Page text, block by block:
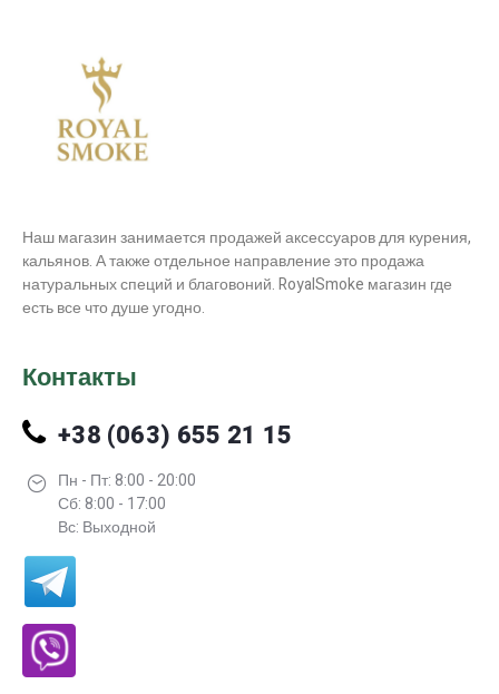
Наш магазин занимается продажей аксессуаров для курения,
кальянов. А также отдельное направление это продажа
натуральных специй и благовоний. RoyalSmoke магазин где
есть все что душе угодно.
Контакты
+38 (063) 655 21 15
Пн - Пт: 8:00 - 20:00
Сб: 8:00 - 17:00
Вс: Выходной